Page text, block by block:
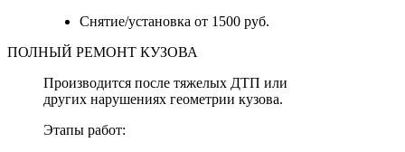
Снятие/установка от 1500 руб.
ПОЛНЫЙ РЕМОНТ КУЗОВА
Производится после тяжелых ДТП или
других нарушениях геометрии кузова.
Этапы работ: